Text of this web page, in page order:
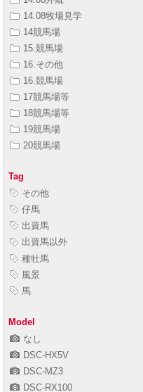
14.08牧場見学
14競馬場
15.競馬場
16.その他
16.競馬場
17競馬場等
18競馬場等
19競馬場
20競馬場
Tag
その他
仔馬
出資馬
出資馬以外
種牡馬
風景
馬
Model
なし
DSC-HX5V
DSC-MZ3
DSC-RX100